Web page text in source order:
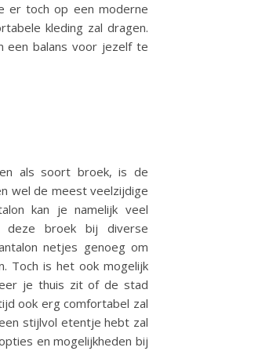
er toch op een moderne
kleding zal dragen.
een balans voor jezelf te
als soort broek, is de
wel de meest veelzijdige
kan je namelijk veel
deze broek bij diverse
netjes genoeg om
Toch is het ook mogelijk
je thuis zit of de stad
ook erg comfortabel zal
stijlvol etentje hebt zal
en mogelijkheden bij